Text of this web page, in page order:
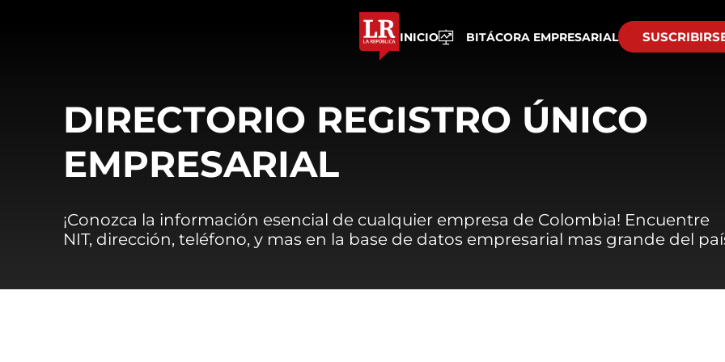
INICIO BITÁCORA EMPRESARIAL
DIRECTORIO REGISTRO ÚNICO
EMPRESARIAL
¡Conozca la información esencial de cualquier empresa de Colombia! Encuentre
NIT, dirección, teléfono, y mas en la base de datos empresarial mas grande del